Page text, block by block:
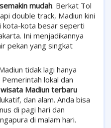
mudah. Berkat Tol
double track, Madiun kini
kota-kota besar seperti
Ini menjadikannya
pekan yang singkat
tidak lagi hanya
lokal dan
wisata Madiun terbaru
dan alam. Anda bisa
di pagi hari dan
di malam hari.